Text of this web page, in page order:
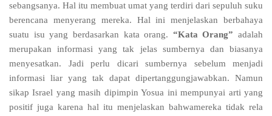
sebangsanya. Hal itu membuat umat yang terdiri dari sepuluh suku
berencana menyerang mereka. Hal ini menjelaskan berbahaya
suatu isu yang berdasarkan kata orang. “Kata Orang” adalah
merupakan informasi yang tak jelas sumbernya dan biasanya
menyesatkan. Jadi perlu dicari sumbernya sebelum menjadi
informasi liar yang tak dapat dipertanggungjawabkan. Namun
sikap Israel yang masih dipimpin Yosua ini mempunyai arti yang
positif juga karena hal itu menjelaskan bahwamereka tidak rela